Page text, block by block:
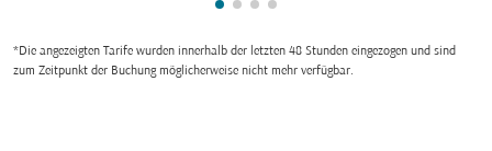
zeigt cmp-pagination-showing-
zeigt cmp-pagination-
zeigt cmp-pagination-
zeigt cmp-pagination-
*Die angezeigten Tarife wurden innerhalb der letzten 48 Stunden eingezogen und sind
zum Zeitpunkt der Buchung möglicherweise nicht mehr verfügbar.